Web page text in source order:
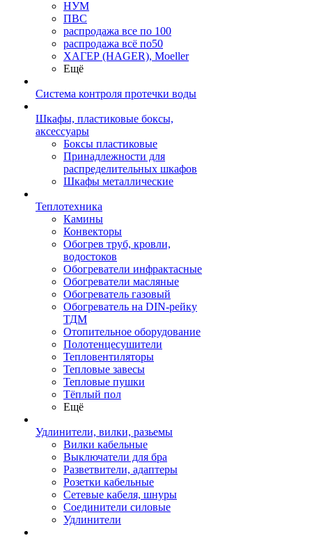
НУМ
ПВС
распродажа все по 100
распродажа всё по50
ХАГЕР (HAGER), Moeller
Ещё
Система контроля протечки воды
Шкафы, пластиковые боксы,
аксессуары
Боксы пластиковые
Принадлежности для
распределительных шкафов
Шкафы металлические
Теплотехника
Камины
Конвекторы
Обогрев труб, кровли,
водостоков
Обогреватели инфрактасные
Обогреватели масляные
Обогреватель газовый
Обогреватель на DIN-рейку
ТДМ
Отопительное оборудование
Полотенцесушители
Тепловентиляторы
Тепловые завесы
Тепловые пушки
Тёплый пол
Ещё
Удлинители, вилки, разьемы
Вилки кабельные
Выключатели для бра
Разветвители, адаптеры
Розетки кабельные
Сетевые кабеля, шнуры
Соединители силовые
Удлинители